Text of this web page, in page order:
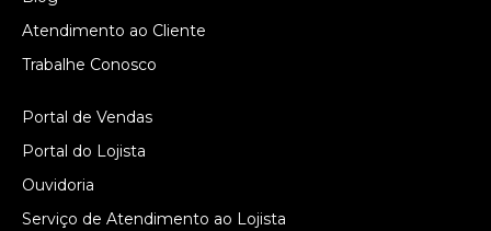
Atendimento ao Cliente
Trabalhe Conosco
Portal de Vendas
Portal do Lojista
Ouvidoria
Serviço de Atendimento ao Lojista